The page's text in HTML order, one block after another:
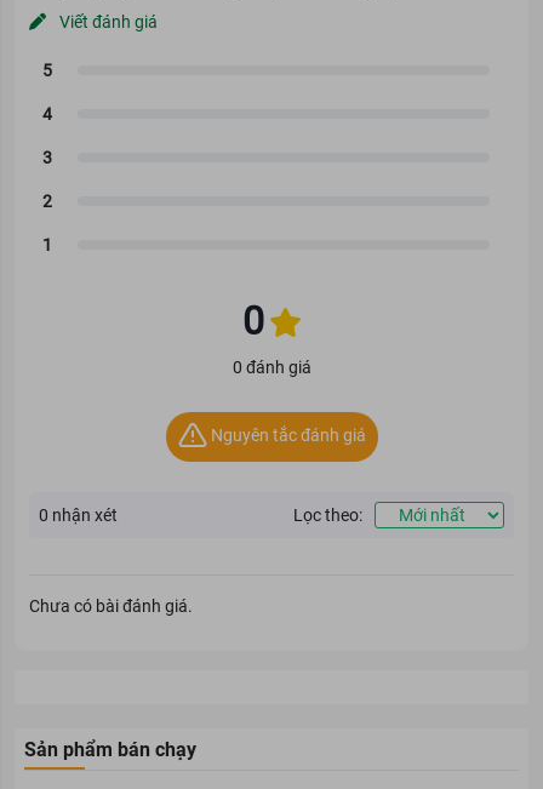
Viết đánh giá
0
0 đánh giá
Nguyên tắc đánh giá
0 nhận xét Lọc theo:
Chưa có bài đánh giá.
Sản phẩm bán chạy